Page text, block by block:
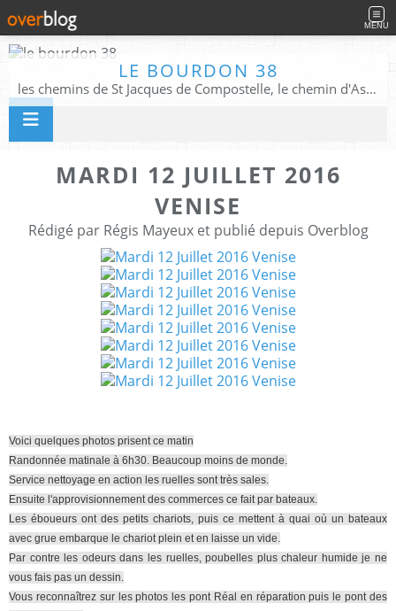
MENU
LE BOURDON 38
les chemins de St Jacques de Compostelle, le chemin d'Assise, La Voie Francigena, et autres chemins ........
MARDI 12 JUILLET 2016
VENISE
Rédigé par Régis Mayeux et publié depuis Overblog
Voici quelques photos prisent ce matin
Randonnée matinale à 6h30. Beaucoup moins de monde.
Service nettoyage en action les ruelles sont très sales.
Ensuite l'approvisionnement des commerces ce fait par bateaux.
Les éboueurs ont des petits chariots, puis ce mettent à quai où un bateaux
avec grue embarque le chariot plein et en laisse un vide.
Par contre les odeurs dans les ruelles, poubelles plus chaleur humide je ne
vous fais pas un dessin.
Vous reconnaîtrez sur les photos les pont Réal en réparation puis le pont des